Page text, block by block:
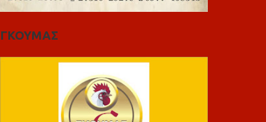
ΓΚΟΥΜΑΣ